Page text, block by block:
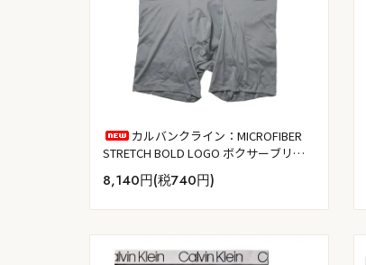
カルバンクライン：MICROFIBER
STRETCH BOLD LOGO ボクサーブリー
フ 5PK (ブラック／タービュランス／マ
ザリンブルー／ダスティセージ／ウル
8,140円(税740円)